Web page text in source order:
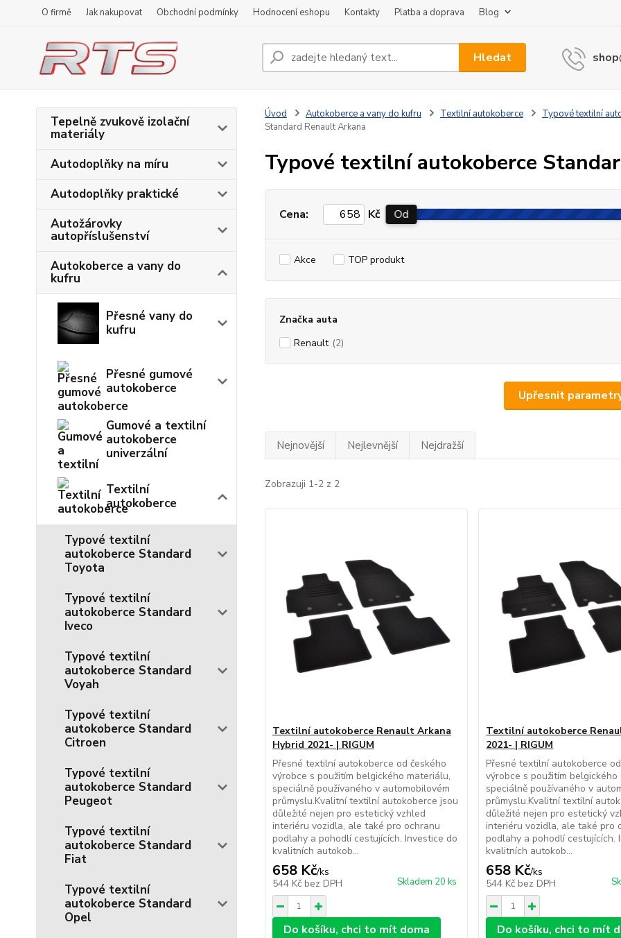
O firmě Jak nakupovat Obchodní podmínky Hodnocení eshopu Kontakty Platba a doprava Blog
Hledat
Tepelně zvukově izolační
materiály
Autodoplňky na míru
Autodoplňky praktické
Autožárovky
autopříslušenství
Autokoberce a vany do
kufru
Přesné vany do
kufru
Přesné gumové
autokoberce
Gumové a textilní
autokoberce
univerzální
Textilní
autokoberce
Typové textilní
autokoberce Standard
Toyota
Typové textilní
autokoberce Standard
Iveco
Typové textilní
autokoberce Standard
Voyah
Typové textilní
autokoberce Standard
Citroen
Typové textilní
autokoberce Standard
Peugeot
Typové textilní
autokoberce Standard
Fiat
Typové textilní
autokoberce Standard
Opel
Úvod Autokoberce a vany do kufru Textilní autokoberce Typové textilní
Standard Renault Arkana
Typové textilní autokoberce
Upřesnit
Cena: Kč Od
Akce TOP produkt
Značka auta
Renault (2)
Nejnovější Nejlevnější Nejdražší
Zobrazuji 1-2 z 2
Textilní autokoberce Renault Arkana
Hybrid 2021- | RIGUM
Přesné textilní autokoberce od českého
výrobce s použitím belgického materiálu,
speciálně používaného v automobilovém
průmyslu.Kvalitní textilní autokoberce jsou
důležité nejen pro estetický vzhled
interiéru vozidla, ale také pro ochranu
podlahy a pohodlí cestujících. Investice do
kvalitních autokob...
658 Kč/ks
544 Kč bez DPH Skladem 20 ks
Do košíku, chci to mít doma
Textilní autokoberce
2021- | RIGUM
Přesné textilní autokoberce
výrobce s použitím belgického
speciálně používaného v
průmyslu.Kvalitní textilní
důležité nejen pro estetický
interiéru vozidla, ale také pro
podlahy a pohodlí cestujících.
kvalitních autokob...
658 Kč/ks
544 Kč bez DPH
Do košíku, chci to mít